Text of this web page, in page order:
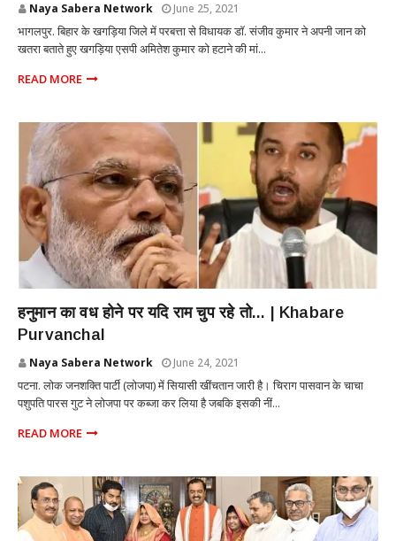
Naya Sabera Network June 25, 2021
भागलपुर. बिहार के खगड़िया जिले में परबत्ता से विधायक डॉ. संजीव कुमार ने अपनी जान को
खतरा बताते हुए खगड़िया एसपी अमितेश कुमार को हटाने की मां...
READ MORE
हनुमान का वध होने पर यदि राम चुप रहे तो... | Khabare
Purvanchal
Naya Sabera Network June 24, 2021
पटना. लोक जनशक्ति पार्टी (लोजपा) में सियासी खींचतान जारी है। चिराग पासवान के चाचा
पशुपति पारस गुट ने लोजपा पर कब्जा कर लिया है जबकि इसकी नीं...
READ MORE